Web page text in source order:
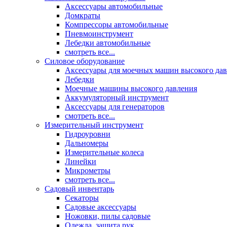
Аксессуары автомобильные
Домкраты
Компрессоры автомобильные
Пневмоинструмент
Лебедки автомобильные
смотреть все...
Силовое оборудование
Аксессуары для моечных машин высокого
Лебедки
Моечные машины высокого давления
Аккумуляторный инструмент
Аксессуары для генераторов
смотреть все...
Измерительный инструмент
Гидроуровни
Дальномеры
Измерительные колеса
Линейки
Микрометры
смотреть все...
Садовый инвентарь
Секаторы
Садовые аксессуары
Ножовки, пилы садовые
Одежда, защита рук